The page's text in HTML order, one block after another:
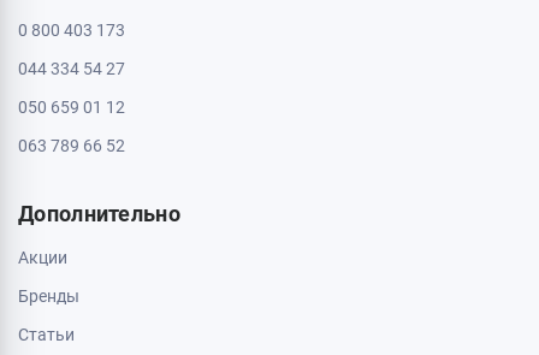
0 800 403 173
044 334 54 27
050 659 01 12
063 789 66 52
Дополнительно
Акции
Бренды
Статьи